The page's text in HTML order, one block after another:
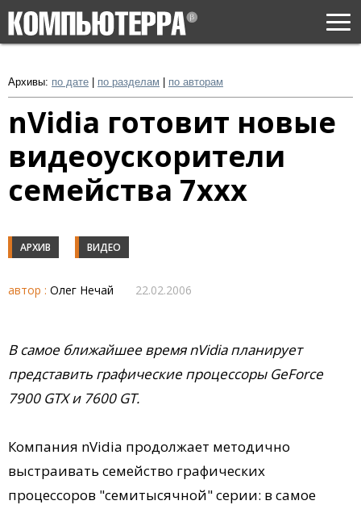
Архивы: по дате по разделам по авторам
nVidia готовит новые
видеоускорители
семейства 7xxx
АРХИВ ВИДЕО
автор : Олег Нечай 22.02.2006
В самое ближайшее время nVidia планирует
представить графические процессоры GeForce
7900 GTX и 7600 GT.
Компания nVidia продолжает методично
выстраивать семейство графических
процессоров "семитысячной" серии: в самое